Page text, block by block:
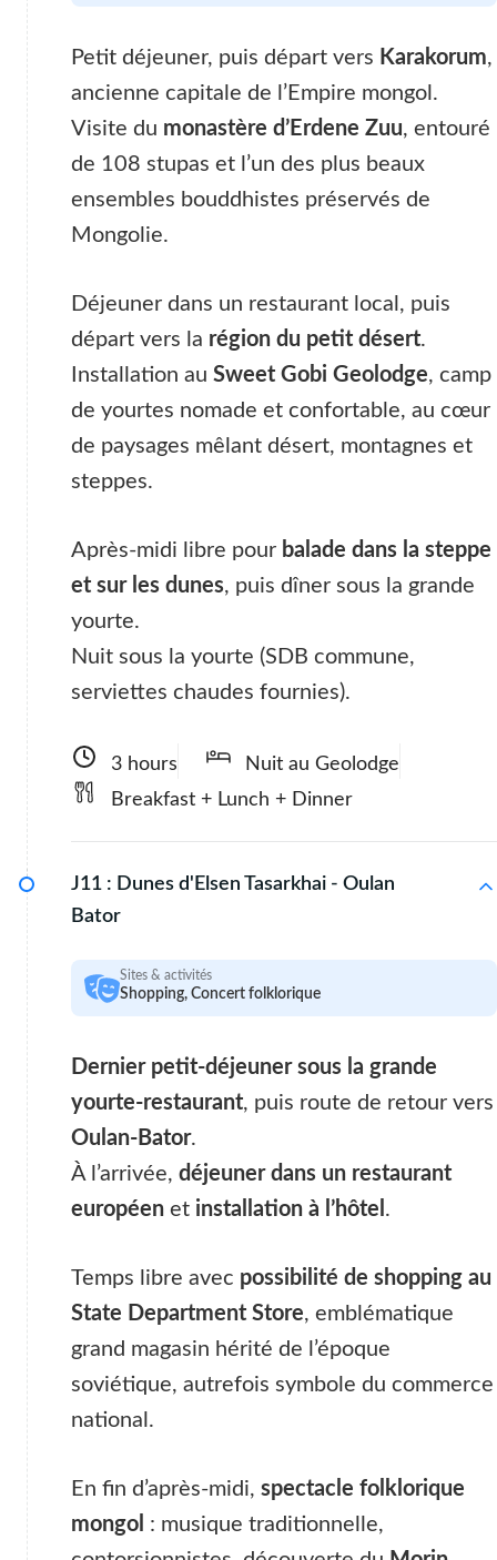
Petit déjeuner, puis départ vers Karakorum,
ancienne capitale de l’Empire mongol.
Visite du monastère d’Erdene Zuu, entouré
de 108 stupas et l’un des plus beaux
ensembles bouddhistes préservés de
Mongolie.
Déjeuner dans un restaurant local, puis
départ vers la région du petit désert.
Installation au Sweet Gobi Geolodge, camp
de yourtes nomade et confortable, au cœur
de paysages mêlant désert, montagnes et
steppes.
Après-midi libre pour balade dans la steppe
et sur les dunes, puis dîner sous la grande
yourte.
Nuit sous la yourte (SDB commune,
serviettes chaudes fournies).
3 hours
Nuit au Geolodge
Breakfast + Lunch + Dinner
J11 : Dunes d'Elsen Tasarkhai - Oulan
Bator
Sites & activités
Shopping, Concert folklorique
Dernier petit-déjeuner sous la grande
yourte-restaurant, puis route de retour vers
Oulan-Bator.
À l’arrivée, déjeuner dans un restaurant
européen et installation à l’hôtel .
Temps libre avec possibilité de shopping au
State Department Store, emblématique
grand magasin hérité de l’époque
soviétique, autrefois symbole du commerce
national.
En fin d’après-midi, spectacle folklorique
mongol : musique traditionnelle,